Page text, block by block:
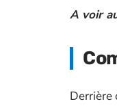
A voir
Derrière